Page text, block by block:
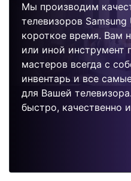
Мы производим
телевизоров
короткое время. Вам
или иной инструмент
мастеров всегда с
инвентарь и все
для Вашей
быстро, качественно